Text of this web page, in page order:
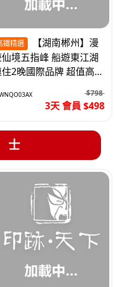
鐵精選
境五指峰 船遊東江湖
2晚國際品牌 超值高
$798
3天 會員 $498